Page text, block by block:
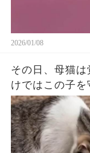
2026/01/08
その日、母猫
けではこの子
我が子をそっと
しました。これ
た。お願い、
に、女性は迷わ